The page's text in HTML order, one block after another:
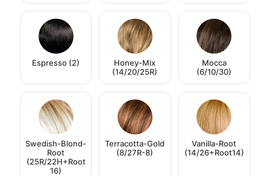
Espresso (2)
Honey-Mix
(14/20/25R)
Mocca
(6/10/30)
Swedish-Blond-
Root
(25R/22H+Root
16)
Terracotta-Gold
(8/27R-8)
Vanilla-Root
(14/26+Root14)